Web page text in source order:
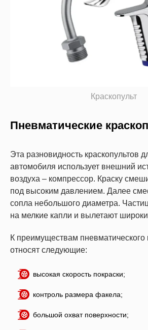
Краскопульт
Пневматические
Эта разновидность краскопультов
автомобиля использует внешний
воздуха – компрессор. Краску
под высоким давлением. Далее
сопла небольшого диаметра.
на мелкие капли и вылетают
К преимуществам пневматического
относят следующие:
высокая скорость покраски;
контроль размера факела;
большой охват поверхности;